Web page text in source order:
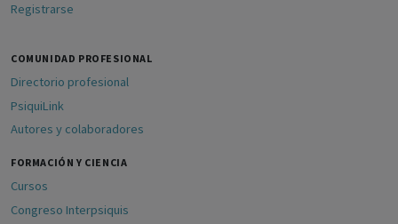
Registrarse
COMUNIDAD PROFESIONAL
Directorio profesional
PsiquiLink
Autores y colaboradores
FORMACIÓN Y CIENCIA
Cursos
Congreso Interpsiquis